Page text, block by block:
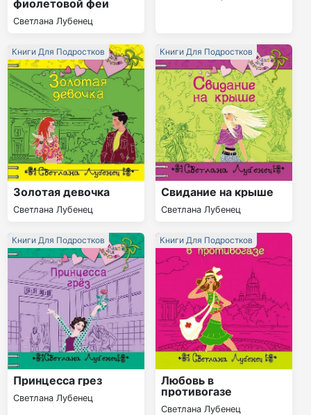
фиолетовой феи
Светлана Лубенец
Золотая девочка
Светлана Лубенец
Книги Для Подростков
Свидание на крыше
Светлана Лубенец
Книги Для Подростков
Принцесса грез
Светлана Лубенец
Книги Для Подростков
Любовь в
противогазе
Светлана Лубенец
Книги Для Подростков